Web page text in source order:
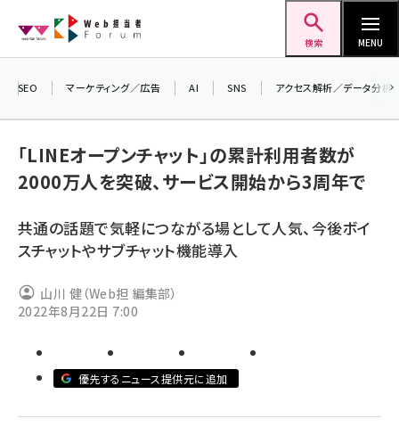
ン
検索 MENU
ai (2820)
note (2322)
z世代 (1629)
SEO マーケティング／広告 AI SNS アクセス解析／データ分析
「LINEオープンチャット」の累計利用者数が
2000万人を突破、サービス開始から3周年で
共通の話題で気軽につながる場として人気、今後ボイ
スチャットやサブチャット機能導入
山川 健（Web担 編集部）
2022年8月22日 7:00
優先するニュース提供元に追加